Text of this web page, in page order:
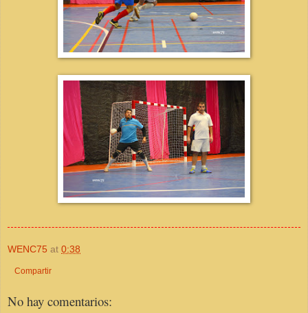
WENC75 at 0:38
Compartir
No hay comentarios: